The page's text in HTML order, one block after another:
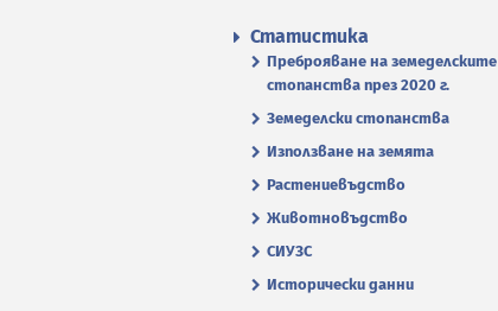
Статистика
Преброяване на земеделските
стопанства през 2020 г.
Земеделски стопанства
Използване на земята
Растениевъдство
Животновъдство
СИУЗС
Исторически данни